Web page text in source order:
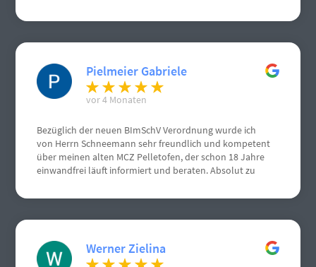
Pielmeier Gabriele
vor 4 Monaten
Bezüglich der neuen BImSchV Verordnung wurde ich
von Herrn Schneemann sehr freundlich und kompetent
über meinen alten MCZ Pelletofen, der schon 18 Jahre
einwandfrei läuft informiert und beraten. Absolut zu
vielen Dank.
Werner Zielina